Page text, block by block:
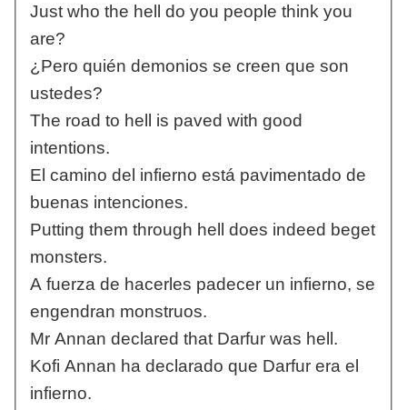
Just who the hell do you people think you
are?
¿Pero quién demonios se creen que son
ustedes?
The road to hell is paved with good
intentions.
El camino del infierno está pavimentado de
buenas intenciones.
Putting them through hell does indeed beget
monsters.
A fuerza de hacerles padecer un infierno, se
engendran monstruos.
Mr Annan declared that Darfur was hell.
Kofi Annan ha declarado que Darfur era el
infierno.